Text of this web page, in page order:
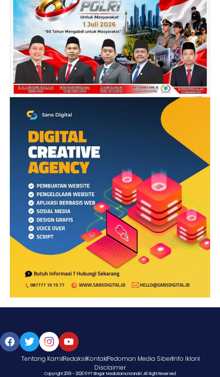
Tentang KamiRedaksiKontakPedoman Media SiberInfo Iklan
Disclaimer
Copyright 2019 – 2026 © PT Bingar Mediatama Mandiri All Right Reserved